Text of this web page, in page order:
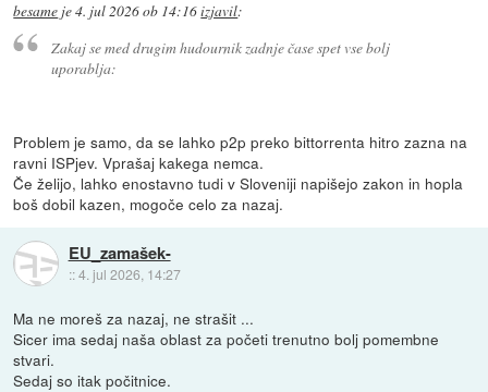
besame je4. jul 2026 ob 14:16izjavil:
Zakaj se med drugim hudournik zadnje čase spet vse bolj
uporablja:
Problem je samo, da se lahko p2p preko bittorrenta hitro zazna na
ravni ISPjev. Vprašaj kakega nemca.
Če želijo, lahko enostavno tudi v Sloveniji napišejo zakon in hopla
boš dobil kazen, mogoče celo za nazaj.
EU_zamašek-
::4. jul 2026, 14:27
Ma ne moreš za nazaj, ne strašit ...
Sicer ima sedaj naša oblast za početi trenutno bolj pomembne
stvari.
Sedaj so itak počitnice.